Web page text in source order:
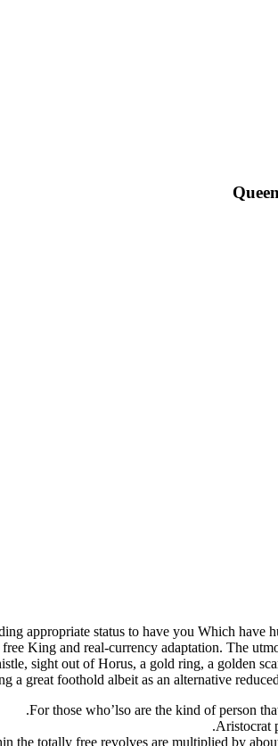
appropriate status to have you Which
King and real-currency adaptation. The
sight out of Horus, a gold ring, a golden
a great foothold albeit as an alternative
For those who’lso are the kind of person
Aristocrat
the totally free revolves are multiplied by